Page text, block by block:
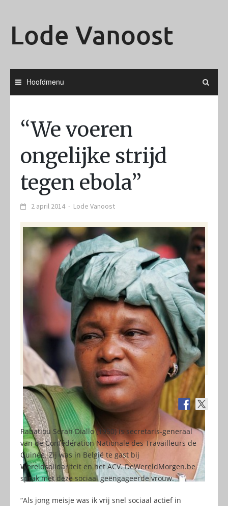
Lode Vanoost
Hoofdmenu
“We voeren
ongelijke strijd
tegen ebola”
2 april 2014 - Lode Vanoost
Rabatiou Sérah Diallo (1950) is secretaris-generaal
van de Confédération Nationale des Travailleurs de
Guinée. Zij was in België te gast bij
Wereldsolidariteit en het ACV. DeWereldMorgen.be
sprak met deze sociaal geëngageerde vrouw.
“Als jong meisje was ik vrij snel sociaal actief in